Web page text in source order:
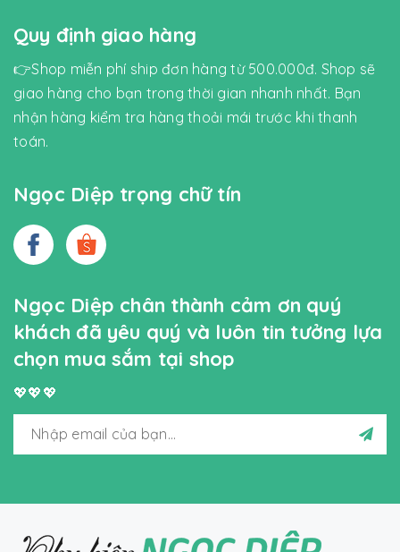
Quy định giao hàng
👉Shop miễn phí ship đơn hàng từ 500.000đ. Shop sẽ
giao hàng cho bạn trong thời gian nhanh nhất. Bạn
nhận hàng kiểm tra hàng thoải mái trước khi thanh
toán.
Ngọc Diệp trọng chữ tín
Ngọc Diệp chân thành cảm ơn quý
khách đã yêu quý và luôn tin tưởng lựa
chọn mua sắm tại shop
💖💖💖